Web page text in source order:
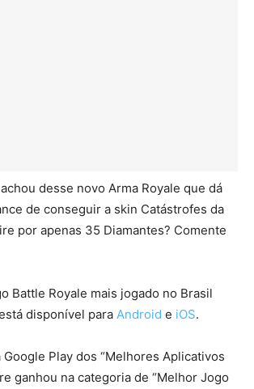
desse novo Arma Royale que dá
de conseguir a skin Catástrofes da
por apenas 35 Diamantes? Comente
Battle Royale mais jogado no Brasil
disponível para Android e iOS.
Google Play dos “Melhores Aplicativos
ganhou na categoria de “Melhor Jogo